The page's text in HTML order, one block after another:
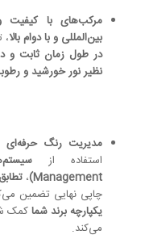
مرکب‌های با کیفیت و
بین‌المللی و با دوام بالا
در طول زمان ثابت و
نظیر نور خورشید و
مدیریت رنگ حرفه‌ای
استفاده از
Management) ،
چاپی نهایی تضمین
یکپارچه برند شماکمک
می‌کند.